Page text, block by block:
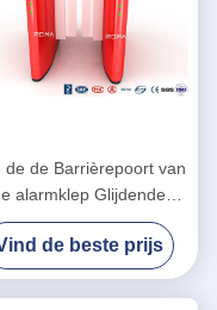
de de Barrièrepoort van
alarmklep Glijdende
Turnstile van de de
met de
Sensor van IRL
de beste prijs